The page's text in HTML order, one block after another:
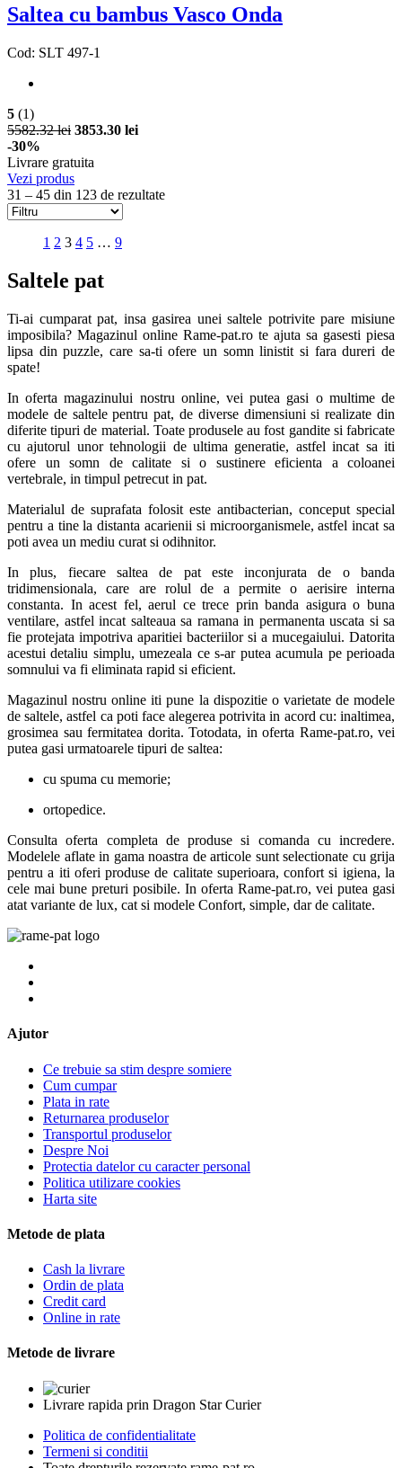
Saltea cu bambus Vasco Onda
Cod: SLT 497-1
5 (1)
5582.32 lei 3853.30 lei
-30%
Livrare gratuita
Vezi produs
31 – 45 din 123 de rezultate
1 2 3 4 5 … 9
Saltele pat
Ti-ai cumparat pat, insa gasirea unei saltele potrivite pare misiune
imposibila? Magazinul online Rame-pat.ro te ajuta sa gasesti piesa
lipsa din puzzle, care sa-ti ofere un somn linistit si fara dureri de
spate!
In oferta magazinului nostru online, vei putea gasi o multime de
modele de saltele pentru pat, de diverse dimensiuni si realizate din
diferite tipuri de material. Toate produsele au fost gandite si fabricate
cu ajutorul unor tehnologii de ultima generatie, astfel incat sa iti
ofere un somn de calitate si o sustinere eficienta a coloanei
vertebrale, in timpul petrecut in pat.
Materialul de suprafata folosit este antibacterian, conceput special
pentru a tine la distanta acarienii si microorganismele, astfel incat sa
poti avea un mediu curat si odihnitor.
In plus, fiecare saltea de pat este inconjurata de o banda
tridimensionala, care are rolul de a permite o aerisire interna
constanta. In acest fel, aerul ce trece prin banda asigura o buna
ventilare, astfel incat salteaua sa ramana in permanenta uscata si sa
fie protejata impotriva aparitiei bacteriilor si a mucegaiului. Datorita
acestui detaliu simplu, umezeala ce s-ar putea acumula pe perioada
somnului va fi eliminata rapid si eficient.
Magazinul nostru online iti pune la dispozitie o varietate de modele
de saltele, astfel ca poti face alegerea potrivita in acord cu: inaltimea,
grosimea sau fermitatea dorita. Totodata, in oferta Rame-pat.ro, vei
putea gasi urmatoarele tipuri de saltea:
cu spuma cu memorie;
ortopedice.
Consulta oferta completa de produse si comanda cu incredere.
Modelele aflate in gama noastra de articole sunt selectionate cu grija
pentru a iti oferi produse de calitate superioara, confort si igiena, la
cele mai bune preturi posibile. In oferta Rame-pat.ro, vei putea gasi
atat variante de lux, cat si modele Confort, simple, dar de calitate.
Ajutor
Ce trebuie sa stim despre somiere
Cum cumpar
Plata in rate
Returnarea produselor
Transportul produselor
Despre Noi
Protectia datelor cu caracter personal
Politica utilizare cookies
Harta site
Metode de plata
Cash la livrare
Ordin de plata
Credit card
Online in rate
Metode de livrare
Livrare rapida prin Dragon Star Curier
Politica de confidentialitate
Termeni si conditii